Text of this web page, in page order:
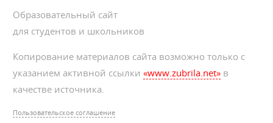
Образовательный сайт
для студентов и школьников
Копирование материалов сайта возможно только с
указанием активной ссылки«www.zubrila.net» в
качестве источника.
Пользовательское соглашение